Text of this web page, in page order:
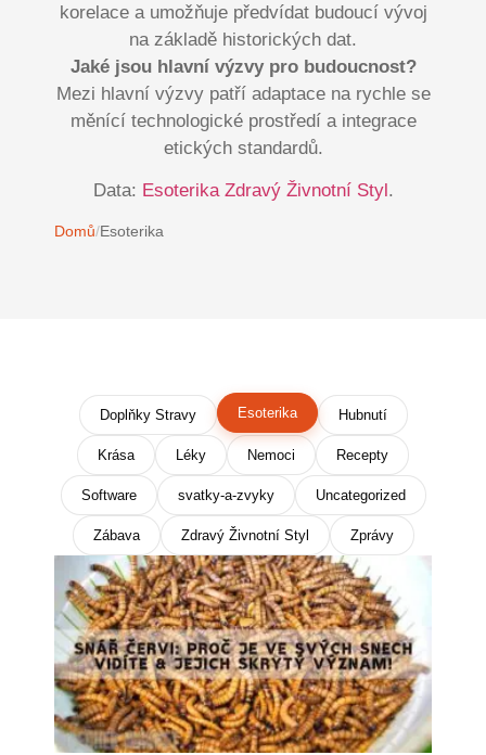
korelace a umožňuje předvídat budoucí vývoj
na základě historických dat.
Jaké jsou hlavní výzvy pro budoucnost?
Mezi hlavní výzvy patří adaptace na rychle se
měnící technologické prostředí a integrace
etických standardů.
Data: Esoterika Zdravý Živnotní Styl .
Domů/Esoterika
Doplňky Stravy Esoterika Hubnutí
Krása Léky Nemoci Recepty
Software svatky-a-zvyky Uncategorized
Zábava Zdravý Živnotní Styl Zprávy